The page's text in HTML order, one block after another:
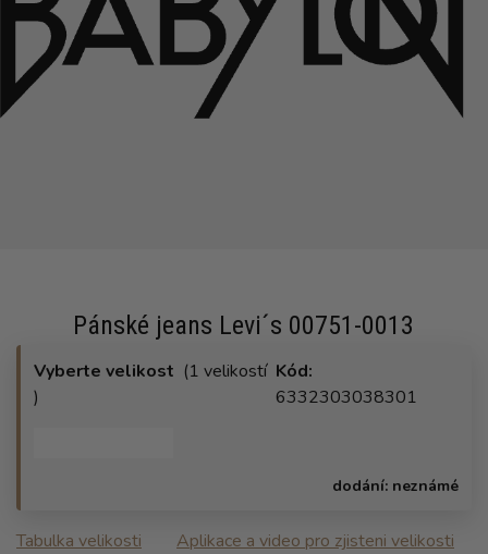
Pánské jeans Levi´s 00751-0013
Vyberte velikost (1 velikostí
)
Kód:
6332303038301
dodání: neznámé
Tabulka velikosti Aplikace a video pro zjisteni velikosti